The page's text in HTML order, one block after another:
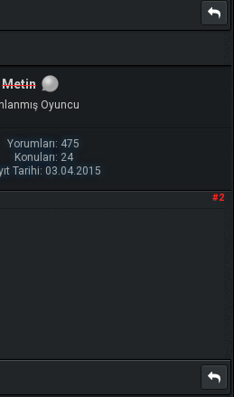
Metin
Oyuncu
Yorumları: 475
Konuları: 24
Tarihi: 03.04.2015
#2